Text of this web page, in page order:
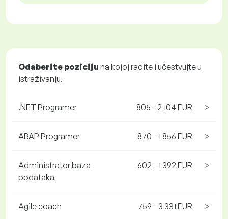
Odaberite poziciju na kojoj radite i učestvujte u
istraživanju.
.NET Programer 805 - 2 104 EUR >
ABAP Programer 870 - 1 856 EUR >
Administrator baza
podataka
602 - 1 392 EUR >
Agile coach 759 - 3 331 EUR >